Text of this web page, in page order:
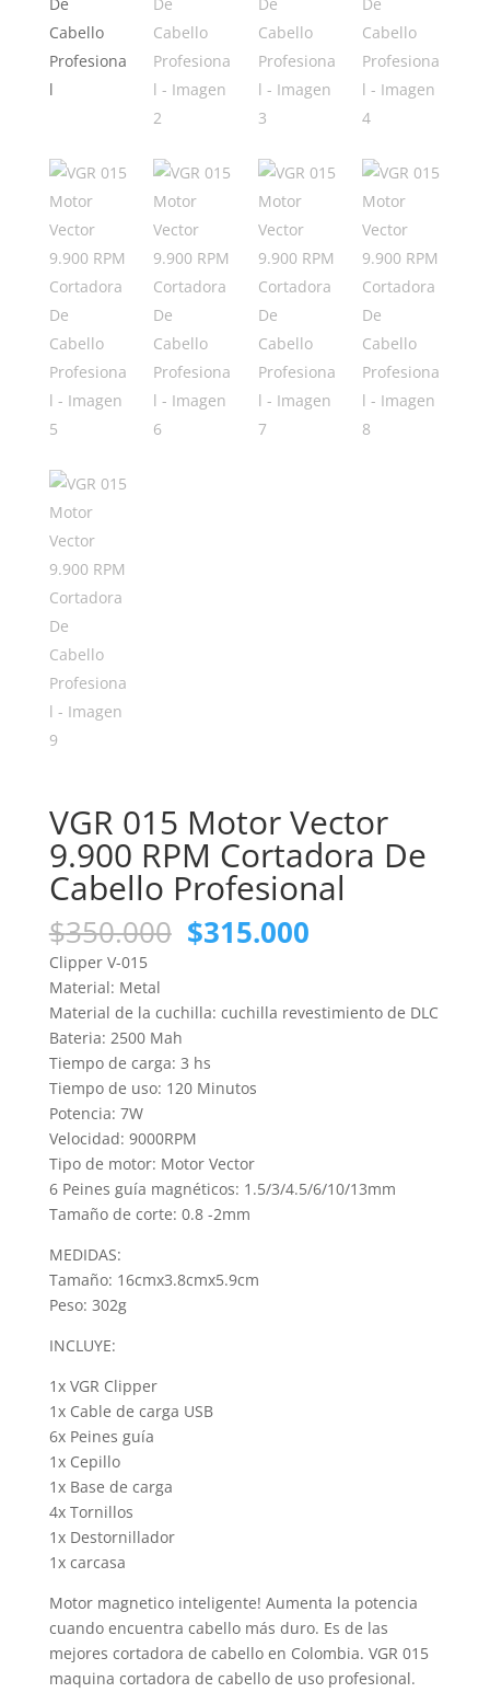
VGR 015 Motor Vector
9.900 RPM Cortadora De
Cabello Profesional
$350.000 El
precio
era:
$350.000.
$315.000El
es:
$315.000.
Clipper V-015
Material: Metal
Material de la cuchilla: cuchilla revestimiento de DLC
Bateria: 2500 Mah
Tiempo de carga: 3 hs
Tiempo de uso: 120 Minutos
Potencia: 7W
Velocidad: 9000RPM
Tipo de motor: Motor Vector
6 Peines guía magnéticos: 1.5/3/4.5/6/10/13mm
Tamaño de corte: 0.8 -2mm
MEDIDAS:
Tamaño: 16cmx3.8cmx5.9cm
Peso: 302g
INCLUYE:
1x VGR Clipper
1x Cable de carga USB
6x Peines guía
1x Cepillo
1x Base de carga
4x Tornillos
1x Destornillador
1x carcasa
Motor magnetico inteligente! Aumenta la potencia
cuando encuentra cabello más duro. Es de las
mejores cortadora de cabello en Colombia. VGR 015
maquina cortadora de cabello de uso profesional.